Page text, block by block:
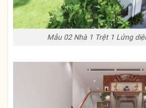
Mẫu 02 Nhà 1 Trệt 1 Lửng